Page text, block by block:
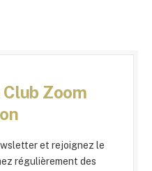
Zoom
et rejoignez le
régulièrement des